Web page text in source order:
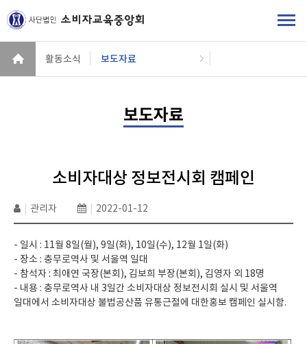
활동소식 보도자료
보도자료
소비자대상 정보전시회 캠페인
관리자 2022-01-12
- 일시 : 11월 8일(월), 9일(화), 10일(수), 12월 1일(화)
- 장소 : 충무로역사 및 서울역 일대
- 참석자 : 최애연 국장(본회), 김보희 부장(본회), 김영자 외 18명
- 내용 : 충무로역사 내 3일간 소비자대상 정보전시회 실시 및 서울역
일대에서 소비자대상 불법공산품 유통근절에 대한홍보 캠페인 실시함.